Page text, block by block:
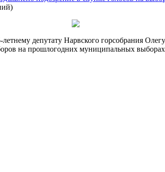
)
депутату Нарвского горсобрания
на прошлогодних муниципальных